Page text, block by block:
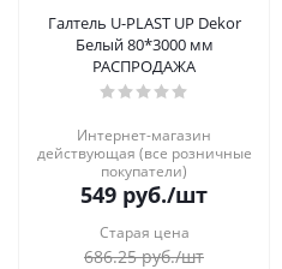
Галтель U-PLAST UP Dekor
Белый 80*3000 мм
РАСПРОДАЖА
Интернет-магазин
действующая (все розничные
покупатели)
549 руб./шт
Старая цена
686.25руб./шт